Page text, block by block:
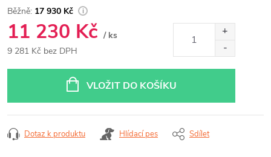
17 930 Kč
11 230 Kč / ks
9 281 Kč bez DPH
VLOŽIT DO KOŠÍKU
Dotaz k produktu Hlídací pes Sdílet